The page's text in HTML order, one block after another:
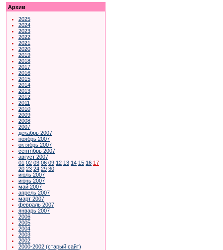
Архив
2025
2024
2023
2022
2021
2020
2019
2018
2017
2016
2015
2014
2013
2012
2011
2010
2009
2008
2007
декабрь 2007
ноябрь 2007
октябрь 2007
сентябрь 2007
август 2007
01 02 03 06 09 12 13 14 15 16 17
20 23 24 29 30
июль 2007
июнь 2007
май 2007
апрель 2007
март 2007
февраль 2007
январь 2007
2006
2005
2004
2003
2002
2000-2002 (старый сайт)